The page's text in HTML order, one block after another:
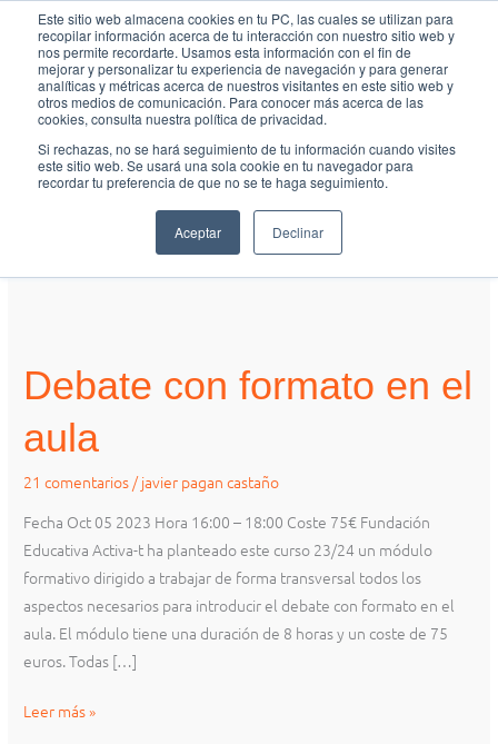
Este sitio web almacena cookies en tu PC, las cuales se utilizan para
recopilar información acerca de tu interacción con nuestro sitio web y
nos permite recordarte. Usamos esta información con el fin de
mejorar y personalizar tu experiencia de navegación y para generar
analíticas y métricas acerca de nuestros visitantes en este sitio web y
otros medios de comunicación. Para conocer más acerca de las
cookies, consulta nuestra política de privacidad.
Si rechazas, no se hará seguimiento de tu información cuando visites
este sitio web. Se usará una sola cookie en tu navegador para
recordar tu preferencia de que no se te haga seguimiento.
Aceptar Declinar
contenido
Fundación Actívate
debate en el aula
Debate con formato en el
aula
21 comentarios/javier pagan castaño
Fecha Oct 05 2023 Hora 16:00 – 18:00 Coste 75€ Fundación
Educativa Activa-t ha planteado este curso 23/24 un módulo
formativo dirigido a trabajar de forma transversal todos los
aspectos necesarios para introducir el debate con formato en el
aula. El módulo tiene una duración de 8 horas y un coste de 75
euros. Todas […]
formato
en
el
Leer más »